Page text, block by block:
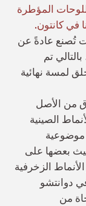
المؤطرة
في كانتون.
تُصنع عادةً عن
تم
لمسة نهائية
من الأصل
الصينية
موضوعية
حيث بعضها على
الزخرفية
دوانتشو
من